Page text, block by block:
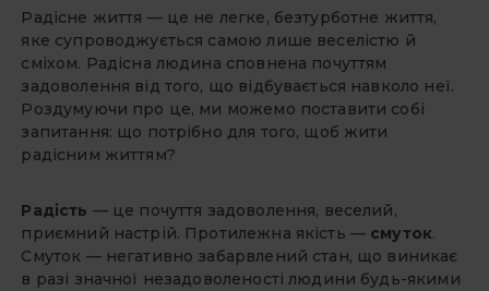
Радісне життя — це не легке, безтурботне життя,
яке супроводжується самою лише веселістю й
сміхом. Радісна людина сповнена почуттям
задоволення від того, що відбувається навколо неї.
Роздумуючи про це, ми можемо поставити собі
запитання: що потрібно для того, щоб жити
радісним життям?
Радість — це почуття задоволення, веселий,
приємний настрій. Протилежна якість — смуток.
Смуток — негативно забарвлений стан, що виникає
в разі значної незадоволеності людини будь-якими